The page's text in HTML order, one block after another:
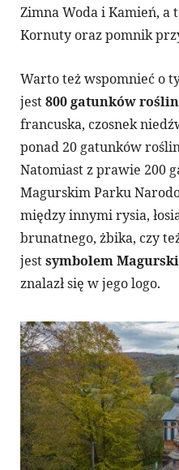
Zimna Woda i Kamień, a
Kornuty oraz pomnik
Warto też wspomnieć o
jest800 gatunków roślin
francuska, czosnek
ponad 20 gatunków
Natomiast z prawie 200
Magurskim Parku
między innymi rysia,
brunatnego, żbika, czy
jestsymbolem
znalazł się w jego logo.